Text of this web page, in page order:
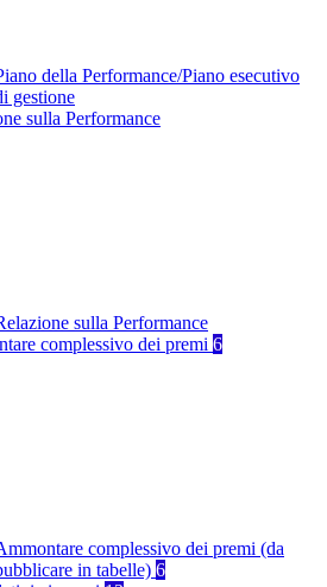
della Performance/Piano esecutivo
gestione
sulla Performance
sulla Performance
complessivo dei premi 6
complessivo dei premi (da
in tabelle) 6